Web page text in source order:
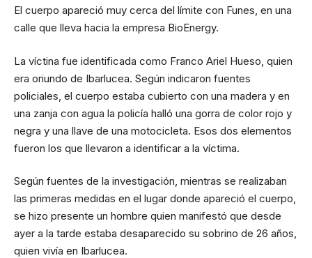
El cuerpo apareció muy cerca del límite con Funes, en una
calle que lleva hacia la empresa BioEnergy.
La víctina fue identificada como Franco Ariel Hueso, quien
era oriundo de Ibarlucea. Según indicaron fuentes
policiales, el cuerpo estaba cubierto con una madera y en
una zanja con agua la policía halló una gorra de color rojo y
negra y una llave de una motocicleta. Esos dos elementos
fueron los que llevaron a identificar a la víctima.
Según fuentes de la investigación, mientras se realizaban
las primeras medidas en el lugar donde apareció el cuerpo,
se hizo presente un hombre quien manifestó que desde
ayer a la tarde estaba desaparecido su sobrino de 26 años,
quien vivía en Ibarlucea.